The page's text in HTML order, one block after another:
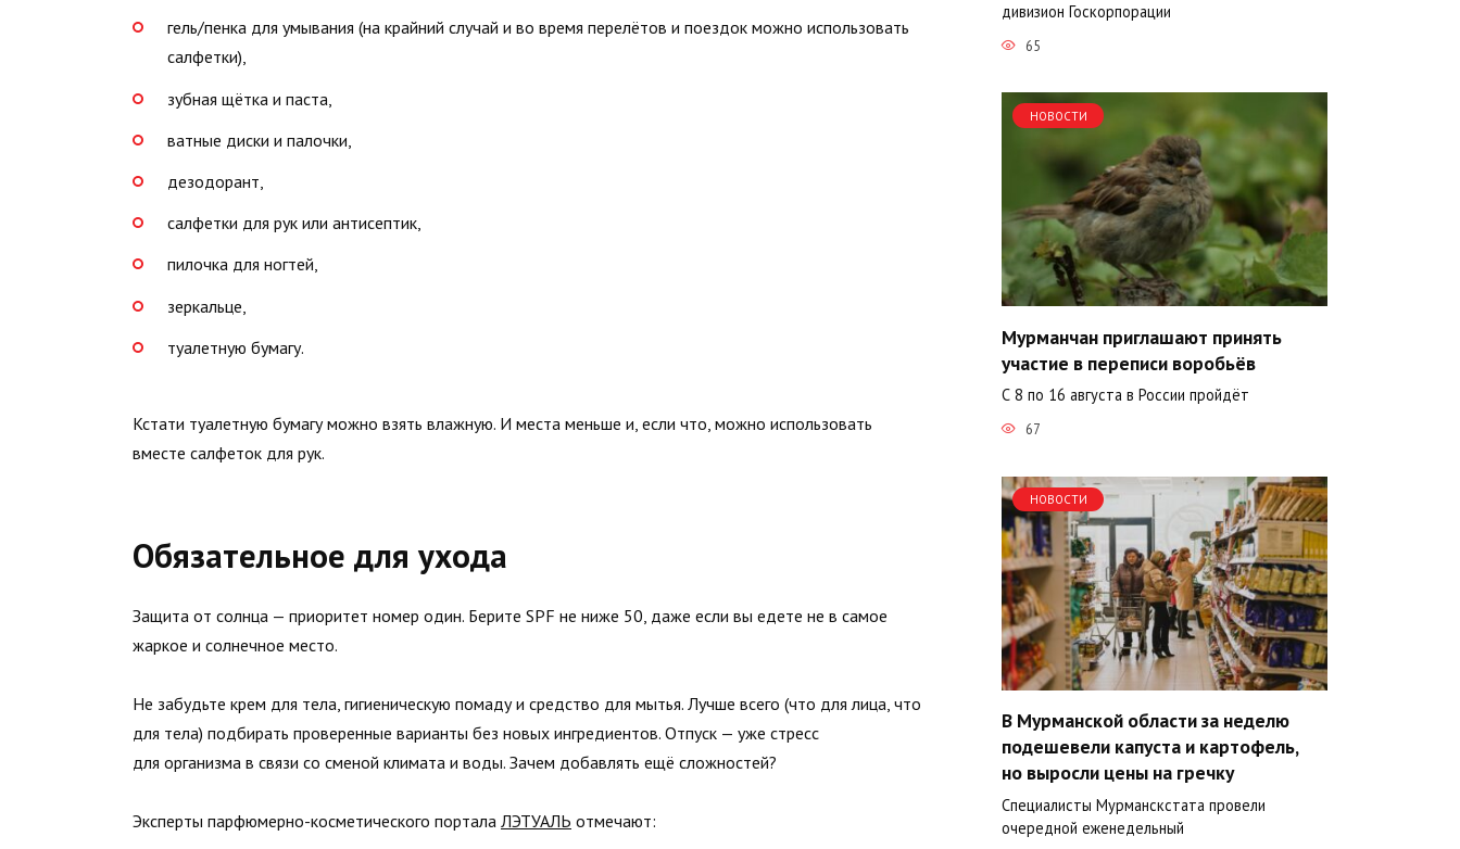
гель/пенка для умывания (на крайний случай и во время перелётов и поездок можно использовать
салфетки),
зубная щётка и паста,
ватные диски и палочки,
дезодорант,
салфетки для рук или антисептик,
пилочка для ногтей,
зеркальце,
туалетную бумагу.
Кстати туалетную бумагу можно взять влажную. И места меньше и, если что, можно использовать
вместе салфеток для рук.
Обязательное для ухода
Защита от солнца — приоритет номер один. Берите SPF не ниже 50, даже если вы едете не в самое
жаркое и солнечное место.
Не забудьте крем для тела, гигиеническую помаду и средство для мытья. Лучше всего (что для лица, что
для тела) подбирать проверенные варианты без новых ингредиентов. Отпуск — уже стресс
для организма в связи со сменой климата и воды. Зачем добавлять ещё сложностей?
Эксперты парфюмерно-косметического портала ЛЭТУАЛЬ отмечают:
дивизион Госкорпорации
65
НОВОСТИ
Мурманчан приглашают принять
участие в переписи воробьёв
С 8 по 16 августа в России пройдёт
67
НОВОСТИ
В Мурманской области за неделю
подешевели капуста и картофель,
но выросли цены на гречку
Специалисты Мурманскстата провели
очередной еженедельный